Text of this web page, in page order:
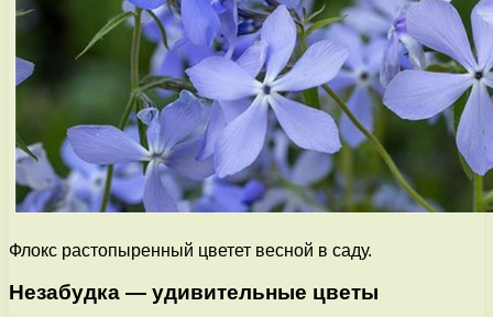
Флокс растопыренный цветет весной в саду.
Незабудка — удивительные цветы